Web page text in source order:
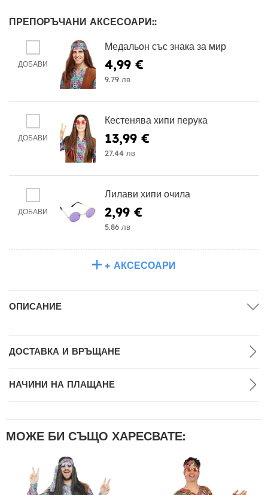
ПРЕПОРЪЧАНИ АКСЕСОАРИ::
ДОБАВИ
Медальон със знака за мир
4,99 €
9.79 лв
ДОБАВИ
Кестенява хипи перука
13,99 €
27.44 лв
ДОБАВИ
Лилави хипи очила
2,99 €
5.86 лв
+ АКСЕСОАРИ
ОПИСАНИЕ
ДОСТАВКА И ВРЪЩАНЕ
НАЧИНИ НА ПЛАЩАНЕ
МОЖЕ БИ СЪЩО ХАРЕСВАТЕ: